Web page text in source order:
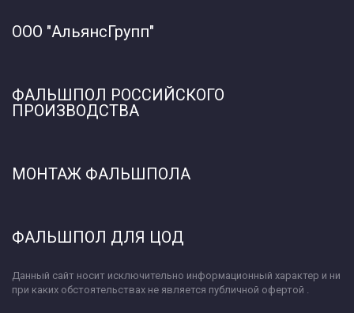
ООО "АльянсГрупп"
ФАЛЬШПОЛ РОССИЙСКОГО
ПРОИЗВОДСТВА
МОНТАЖ ФАЛЬШПОЛА
ФАЛЬШПОЛ ДЛЯ ЦОД
Данный сайт носит исключительно информационный характер и ни
при каких обстоятельствах не является публичной офертой .